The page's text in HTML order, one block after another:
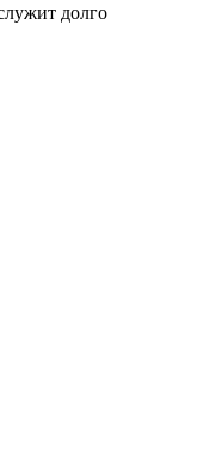
долго